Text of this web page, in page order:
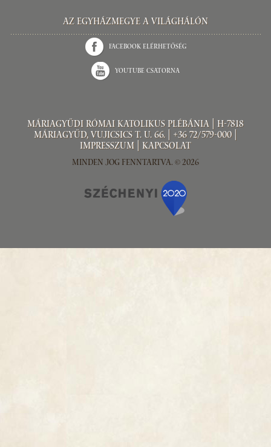
Az Egyházmegye a világhálón
Facebook elérhetőség
Youtube csatorna
Máriagyűdi Római Katolikus Plébánia | H-7818
Máriagyűd, Vujicsics T. u. 66. | +36 72/579-000 |
Impresszum
Kapcsolat
Minden jog fenntartva. © 2026